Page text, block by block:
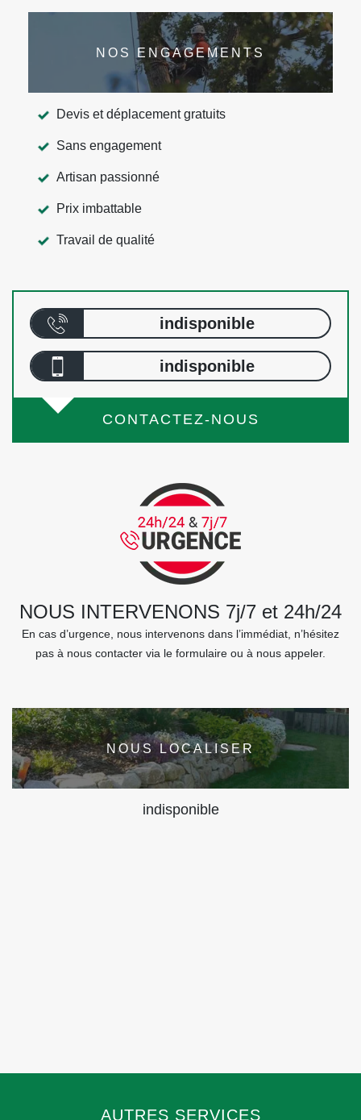
NOS ENGAGEMENTS
Devis et déplacement gratuits
Sans engagement
Artisan passionné
Prix imbattable
Travail de qualité
indisponible
indisponible
CONTACTEZ-NOUS
NOUS INTERVENONS 7j/7 et 24h/24
En cas d’urgence, nous intervenons dans l’immédiat, n’hésitez
pas à nous contacter via le formulaire ou à nous appeler.
NOUS LOCALISER
indisponible
AUTRES SERVICES